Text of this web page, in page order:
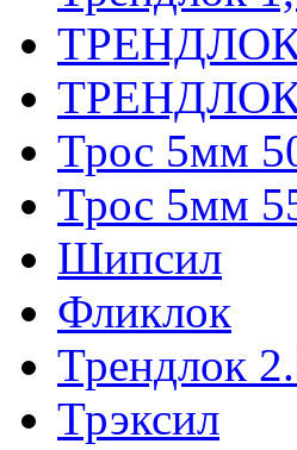
ТРЕНДЛОК
ТРЕНДЛОК
Трос 5мм
Трос 5мм
Шипсил
Фликлок
Трендлок
Трэксил